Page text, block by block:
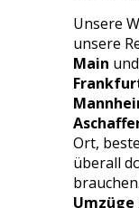
Unsere
unsere
Main
Ort,
überall
Umzüge